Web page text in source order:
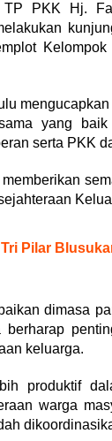
TP PKK Hj.
yang
serta PKK
Pilar
dimasa
keluarga.
produktif
warga